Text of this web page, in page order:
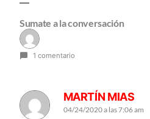
Sumate a la conversación
1 comentario
MARTÍN MIAS
04/24/2020 a las 7:06 am